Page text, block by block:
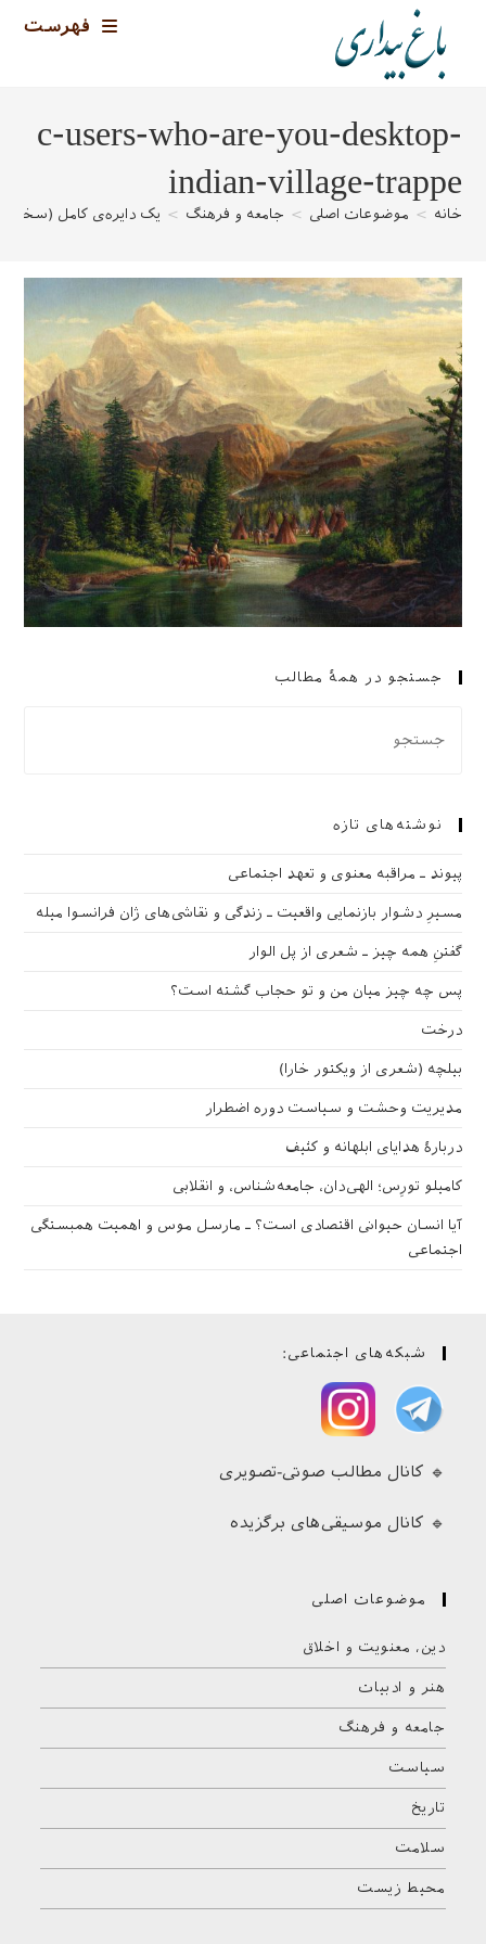
فهرست
c-users-who-are-you-desktop-
indian-village-trappe
خانه > موضوعات اصلی > جامعه و فرهنگ > یک دایره‌ی کامل
جستجو در همهٔ مطالب
نوشته‌های تازه
پیوند ـ مراقبه‌ معنوی و تعهد اجتماعی
مسیرِ دشوار بازنمایی واقعیت ـ زندگی و نقاشی‌های ژان فرانسوا میله
گفتنِ همه چیز ـ شعری از پل الوار
پس چه چیز میان من و تو حجاب گشته است؟
درخت
بیلچه (شعری از ویکتور خارا)
مدیریت وحشت و سیاست دوره اضطرار
دربارهٔ هدایای ابلهانه و کثیف
کامیلو تورِس؛ الهی‌دان، جامعه‌شناس، و انقلابی
آیا انسان حیوانی اقتصادی است؟ ـ مارسل موس و اهمیت همبستگی
اجتماعی
شبکه‌های اجتماعی:
🔹 کانال مطالب صوتی-تصویری
🔹 کانال موسیقی‌های برگزیده
موضوعات اصلی
دین، معنویت و اخلاق
هنر و ادبیات
جامعه و فرهنگ
سیاست
تاریخ
سلامت
محیط زیست